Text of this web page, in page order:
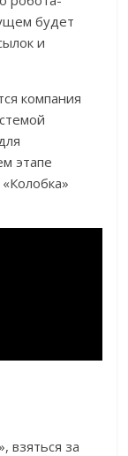
будет
и
компания
этапе
взяться за